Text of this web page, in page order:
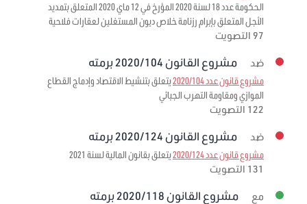
الحكومة عدد 18 لسنة 2020 المؤرخ في 12 ماي 2020 المتعلق بتمديد
الأجل المتعلق بإبرام رزنامة خلاص ديون المستغلين لعقارات فلاحية
97 التصويت
ضد مشروع القانون 2020/104 برمته
مشروع قانون عدد 2020/104
يتعلق بتنشيط الاقتصاد وإدماج القطاع
الموازي ومقاومة التهرب الجبائي
122 التصويت
ضد مشروع القانون 2020/124 برمته
مشروع قانون عدد 2020/124
يتعلق بقانون المالية لسنة 2021
131 التصويت
مع مشروع القانون 2020/118 برمته